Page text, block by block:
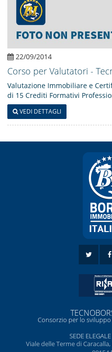
22/09/2014
Corso per Valutatori -
Valutazione Immobiliare e
di 15 Crediti Formativi
VEDI DETTAGLI
Consorzio per lo
SEDE
Viale delle Terme di